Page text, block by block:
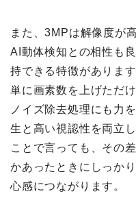
また、3MPは解像度が
AI動体検知との相性も
持できる特徴がありま
単に画素数を上げただ
ノイズ除去処理にも力
生と高い視認性を両立
ことで言っても、その
かあったときにしっか
心感につながります。